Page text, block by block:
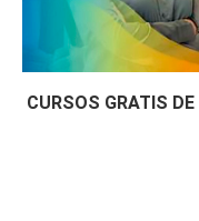
CURSOS GRATIS